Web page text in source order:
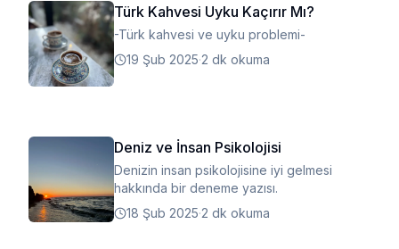
Türk Kahvesi Uyku Kaçırır Mı?
-Türk kahvesi ve uyku problemi-
19 Şub 2025·2 dk okuma
Deniz ve İnsan Psikolojisi
Denizin insan psikolojisine iyi gelmesi
hakkında bir deneme yazısı.
18 Şub 2025·2 dk okuma